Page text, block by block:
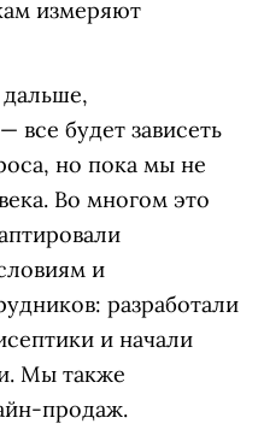
измеряют
дальше,
все будет зависеть
но пока мы не
Во многом это
и
разработали
и начали
Мы также
продаж.